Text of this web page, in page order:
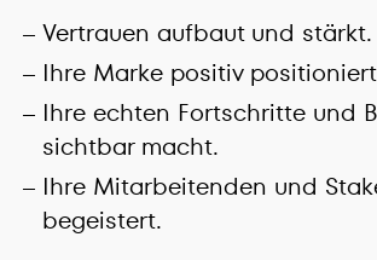
Vertrauen aufbaut und stärkt.
Ihre Marke positiv
Ihre echten Fortschritte und
sichtbar macht.
Ihre Mitarbeitenden und
begeistert.